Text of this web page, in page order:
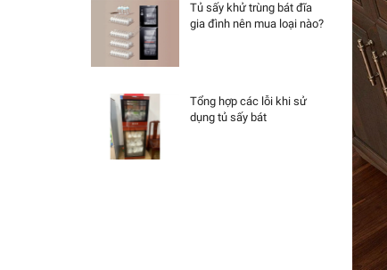
Tủ sấy khử trùng bát đĩa
gia đình nên mua loại nào?
Tổng hợp các lỗi khi sử
dụng tủ sấy bát